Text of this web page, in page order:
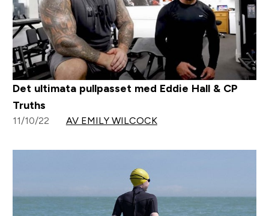
Det ultimata pullpasset med Eddie Hall & CP
Truths
11/10/22 AV EMILY WILCOCK